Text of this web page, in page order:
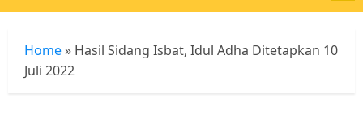
Menu
Home » Hasil Sidang Isbat, Idul Adha Ditetapkan 10
Juli 2022